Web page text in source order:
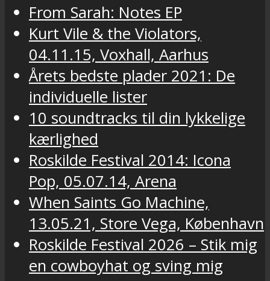
From Sarah: Notes EP
Kurt Vile & the Violators,
04.11.15, Voxhall, Aarhus
Årets bedste plader 2021: De
individuelle lister
10 soundtracks til din lykkelige
kærlighed
Roskilde Festival 2014: Icona
Pop, 05.07.14, Arena
When Saints Go Machine,
13.05.21, Store Vega, København
Roskilde Festival 2026 – Stik mig
en cowboyhat og sving mig